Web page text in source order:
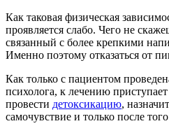
Как таковая физическая
проявляется слабо. Чего не
связанный с более крепкими
Именно поэтому отказаться от
Как только с пациентом
психолога, к лечению
провести детоксикацию,
самочувствие и только после